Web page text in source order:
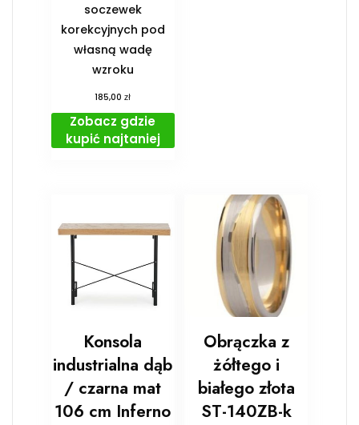
soczewek
korekcyjnych pod
własną wadę
wzroku
185,00zł
Zobacz gdzie
kupić najtaniej
Konsola
industrialna dąb
/ czarna mat
106 cm Inferno
Obrączka z
żółtego i
białego złota
ST-140ZB-k